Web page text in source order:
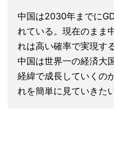
中国は2030年までに
れている。現在のまま
れは高い確率で実現す
中国は世界一の経済大
経緯で成長していくの
れを簡単に見ていきたい